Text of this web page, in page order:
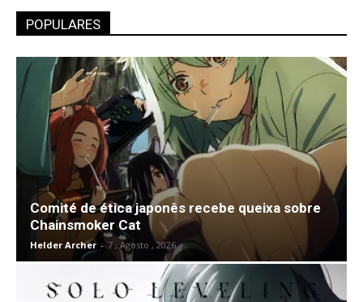
POPULARES
Comité de ética japonês recebe queixa sobre
Chainsmoker Cat
Helder Archer - 7 , Agosto , 2026